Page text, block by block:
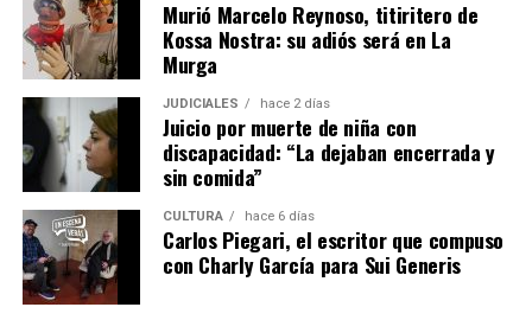
Balmaceda habló prácticamente sin parar durante más
de veinte minutos. Ella vivía en la otra casa que estaba
pegada a la de Ramírez y también tenía un hijo que
jugaba con la hija más chica de la ahora imputada.
“La familia era ella, su marido y Micaela,nunca supe
que tenía otra hija . Lo supe porque mi hijo me decía
que en la casa de Micaela habíauna ovejita que estaba
todo el tiempo y hacia ruidos. Un día hablando con
otros vecinos todos contaron que sus hijos contaban lo
mismo y les daba miedo”, recordó.
Murió Marcelo Reynoso, titiritero de
Kossa Nostra: su adiós será en La
Murga
JUDICIALES hace 2 días
Juicio por muerte de niña con
discapacidad: “La dejaban encerrada y
sin comida”
CULTURA hace 6 días
Carlos Piegari, el escritor que compuso
con Charly García para Sui Generis